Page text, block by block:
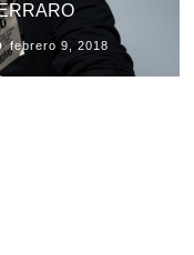
febrero 9, 2018